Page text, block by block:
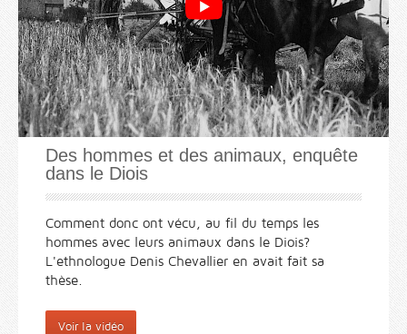
Des hommes et des animaux, enquête
dans le Diois
Comment donc ont vécu, au fil du temps les
hommes avec leurs animaux dans le Diois?
L'ethnologue Denis Chevallier en avait fait sa
thèse.
Voir la vidéo